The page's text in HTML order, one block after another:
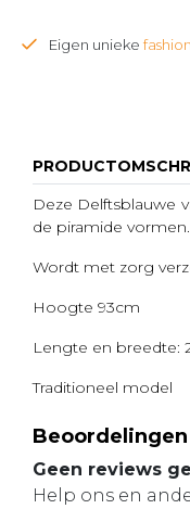
Deze Delftsblauwe
de piramide vormen.
Wordt met zorg
Hoogte 93cm
Lengte en breedte:
Traditioneel model
Beoordelingen
Geen reviews
Help ons en
Eigen unieke fashion